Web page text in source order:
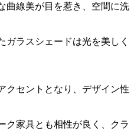
曲線美が目を惹き、空間に洗
ガラスシェードは光を美しく
クセントとなり、デザイン性
ク家具とも相性が良く、クラ